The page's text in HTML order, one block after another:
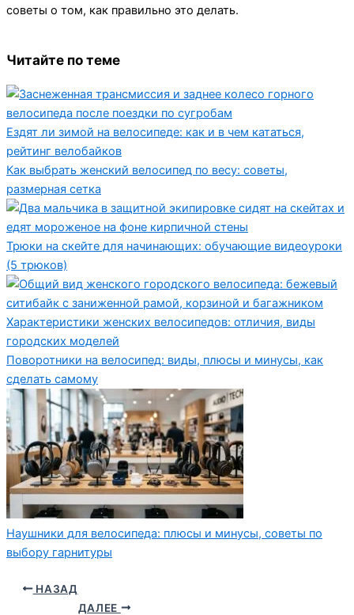
советы о том, как правильно это делать.
Читайте по теме
Ездят ли зимой на велосипеде: как и в чем кататься,
рейтинг велобайков
Как выбрать женский велосипед по весу: советы,
размерная сетка
Трюки на скейте для начинающих: обучающие видеоуроки
(5 трюков)
Характеристики женских велосипедов: отличия, виды
городских моделей
Поворотники на велосипед: виды, плюсы и минусы, как
сделать самому
Наушники для велосипеда: плюсы и минусы, советы по
выбору гарнитуры
НАЗАД
ДАЛЕЕ